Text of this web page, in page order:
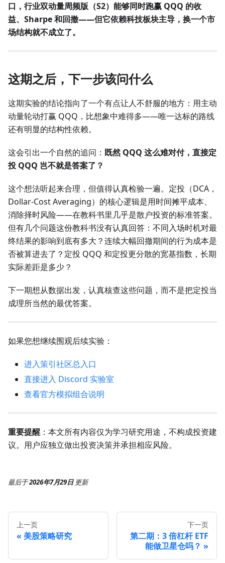
口，行业双动量周频版（S2）能够同时跑赢 QQQ 的收
益、Sharpe 和回撤——但它依赖科技板块主导，换一个市
场结构就不成立了。
这期之后，下一步该问什么
这期实验的结论指向了一个有点让人不舒服的地方：用主动
动量轮动打赢 QQQ，比想象中难得多——唯一达标的路线
还有明显的结构性依赖。
这会引出一个自然的追问： 既然 QQQ 这么难对付，直接定
投 QQQ 岂不就是答案了？
这个想法听起来合理，但值得认真检验一遍。定投（DCA，
Dollar-Cost Averaging）的核心逻辑是用时间摊平成本、
消除择时风险——在教科书里几乎是散户投资的标准答案。
但有几个问题这份教科书没有认真回答：不同入场时机对最
终结果的影响到底有多大？连续大幅回撤期间的行为成本是
否被算进去了？定投 QQQ 和定投更分散的宽基指数，长期
实际差距是多少？
下一期想从数据出发，认真核查这些问题，而不是把定投当
成理所当然的最优答案。
如果您想继续围观后续实验：
进入策引社区总入口
直接进入 Discord 实验室
查看官方模拟组合说明
重要提醒 ：本文所有内容仅为学习研究用途，不构成投资建
议。用户应独立做出投资决策并承担相应风险。
最后于2026年7月29日 更新
上一页
美股策略研究
下一页
第二期：3 倍杠杆 ETF
能做卫星仓吗？